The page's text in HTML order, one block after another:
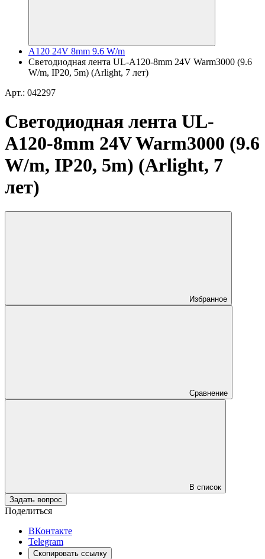
A120 24V 8mm 9.6 W/m
Светодиодная лента UL-A120-8mm 24V Warm3000 (9.6
W/m, IP20, 5m) (Arlight, 7 лет)
Арт.: 042297
Светодиодная лента UL-
A120-8mm 24V Warm3000 (9.6
W/m, IP20, 5m) (Arlight, 7
лет)
Избранное
Сравнение
В список
Задать вопрос
Поделиться
ВКонтакте
Telegram
Скопировать ссылку